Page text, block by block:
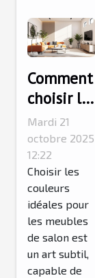
Comment
choisir les
couleurs
parfaites
pour vos
meubles
de salon ?
Mardi 21
octobre 2025
12:22
Choisir les
couleurs
idéales pour
les meubles
de salon est
un art subtil,
capable de